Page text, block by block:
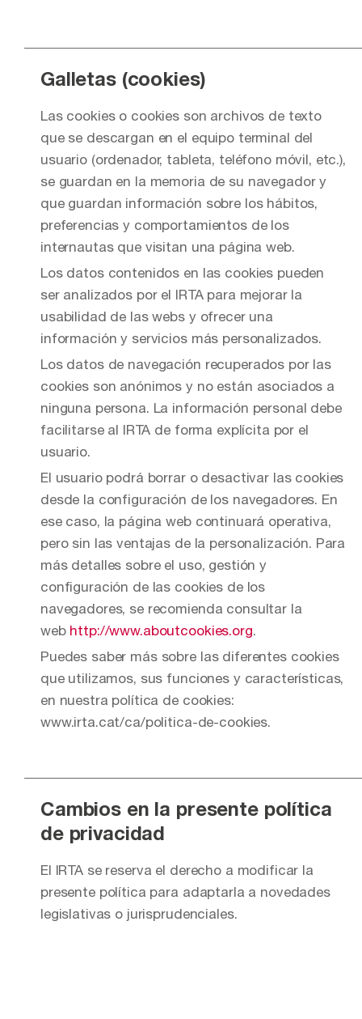
Galletas (cookies)
Las cookies o cookies son archivos de texto
que se descargan en el equipo terminal del
usuario (ordenador, tableta, teléfono móvil, etc.),
se guardan en la memoria de su navegador y
que guardan información sobre los hábitos,
preferencias y comportamientos de los
internautas que visitan una página web.
Los datos contenidos en las cookies pueden
ser analizados por el IRTA para mejorar la
usabilidad de las webs y ofrecer una
información y servicios más personalizados.
Los datos de navegación recuperados por las
cookies son anónimos y no están asociados a
ninguna persona. La información personal debe
facilitarse al IRTA de forma explícita por el
usuario.
El usuario podrá borrar o desactivar las cookies
desde la configuración de los navegadores. En
ese caso, la página web continuará operativa,
pero sin las ventajas de la personalización. Para
más detalles sobre el uso, gestión y
configuración de las cookies de los
navegadores, se recomienda consultar la
web http://www.aboutcookies.org.
Puedes saber más sobre las diferentes cookies
que utilizamos, sus funciones y características,
en nuestra política de cookies:
www.irta.cat/ca/politica-de-cookies.
Cambios en la presente política
de privacidad
El IRTA se reserva el derecho a modificar la
presente política para adaptarla a novedades
legislativas o jurisprudenciales.